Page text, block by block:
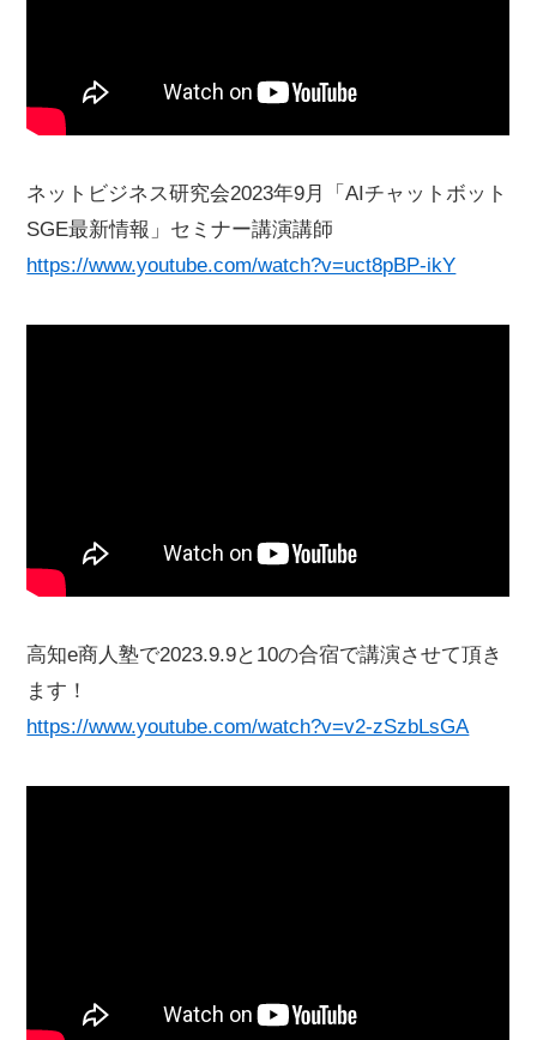
ネットビジネス研究会2023年9月「AIチャットボット
SGE最新情報」セミナー講演講師
https://www.youtube.com/watch?v=uct8pBP-ikY
高知e商人塾で2023.9.9と10の合宿で講演させて頂き
ます！
https://www.youtube.com/watch?v=v2-zSzbLsGA